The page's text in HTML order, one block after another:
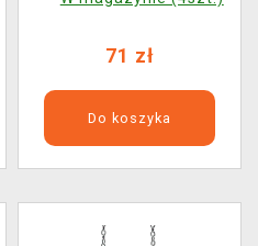
71 zł
Do koszyka